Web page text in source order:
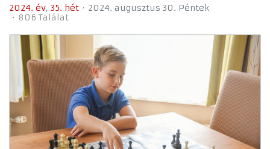
2024. év 35. hét
2024. augusztus 30. Péntek
806 Találat